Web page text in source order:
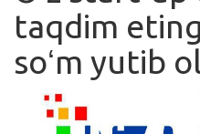
Kurslar
Blog
Yana
taqdim
soʻm yutib